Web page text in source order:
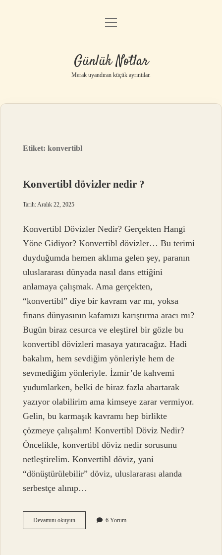
Anasayfa
Yasal Uyarı
menüyü
Günlük Notlar
Merak uyandıran küçük ayrıntılar.
Etiket:konvertibl
Konvertibl dövizler nedir ?
Tarih: Aralık 22, 2025
Konvertibl Dövizler Nedir? Gerçekten Hangi
Yöne Gidiyor? Konvertibl dövizler… Bu terimi
duyduğumda hemen aklıma gelen şey, paranın
uluslararası dünyada nasıl dans ettiğini
anlamaya çalışmak. Ama gerçekten,
“konvertibl” diye bir kavram var mı, yoksa
finans dünyasının kafamızı karıştırma aracı mı?
Bugün biraz cesurca ve eleştirel bir gözle bu
konvertibl dövizleri masaya yatıracağız. Hadi
bakalım, hem sevdiğim yönleriyle hem de
sevmediğim yönleriyle. İzmir’de kahvemi
yudumlarken, belki de biraz fazla abartarak
yazıyor olabilirim ama kimseye zarar vermiyor.
Gelin, bu karmaşık kavramı hep birlikte
çözmeye çalışalım! Konvertibl Döviz Nedir?
Öncelikle, konvertibl döviz nedir sorusunu
netleştirelim. Konvertibl döviz, yani
“dönüştürülebilir” döviz, uluslararası alanda
serbestçe alınıp…
Devamını okuyunKonvertibl
dövizler
6 Yorum